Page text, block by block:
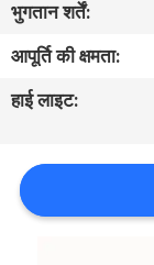
गुणवत्ता
नियंत्रण
करें
भुगतान शर्तें:
आपूर्ति की क्षमता:
हाई लाइट: